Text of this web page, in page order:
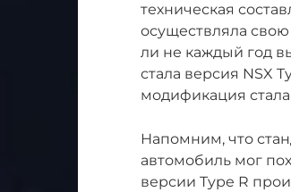
техническая
осуществляла свою
ли не каждый год
стала версия NSX
модификация
Напомним, что
автомобиль мог
версии Type R